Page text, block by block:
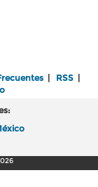
| RSS |